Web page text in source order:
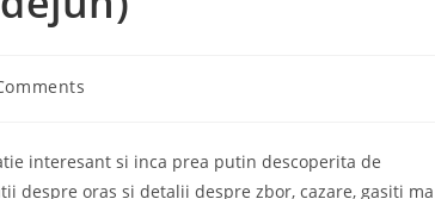
interesant si inca prea putin descoperita de
despre oras si detalii despre zbor, cazare, gasiti